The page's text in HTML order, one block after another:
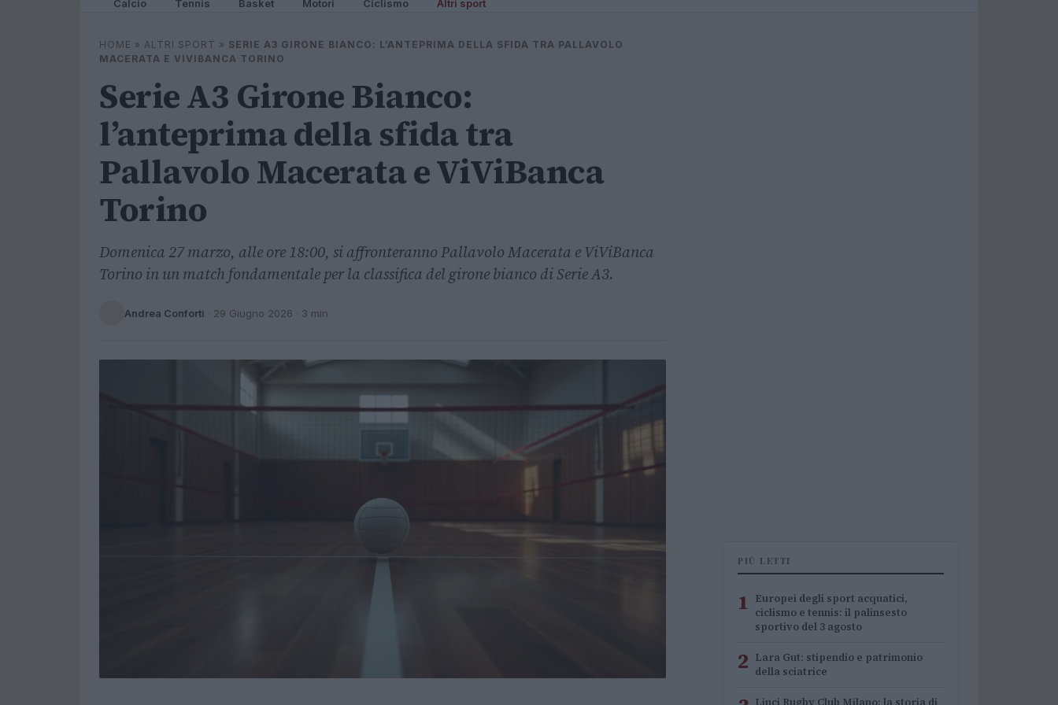
Calcio Tennis Basket Motori Ciclismo Altri sport
HOME » ALTRI SPORT » SERIE A3 GIRONE BIANCO: L’ANTEPRIMA DELLA SFIDA TRA PALLAVOLO
MACERATA E VIVIBANCA TORINO
Serie A3 Girone Bianco:
l’anteprima della sfida tra
Pallavolo Macerata e ViViBanca
Torino
Domenica 27 marzo, alle ore 18:00, si affronteranno Pallavolo Macerata e ViViBanca
Torino in un match fondamentale per la classifica del girone bianco di Serie A3.
Andrea Conforti · 29 Giugno 2026 · 3 min
PIÙ LETTI
1 Europei degli sport acquatici,
ciclismo e tennis: il palinsesto
sportivo del 3 agosto
2 Lara Gut: stipendio e patrimonio
della sciatrice
Linci Rugby Club Milano: la storia di